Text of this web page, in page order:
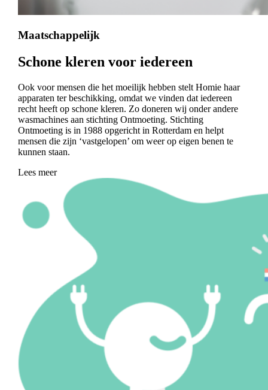
Maatschappelijk
Schone kleren voor iedereen
Ook voor mensen die het moeilijk hebben stelt Homie haar
apparaten ter beschikking, omdat we vinden dat iedereen
recht heeft op schone kleren. Zo doneren wij onder andere
wasmachines aan stichting Ontmoeting. Stichting
Ontmoeting is in 1988 opgericht in Rotterdam en helpt
mensen die zijn ‘vastgelopen’ om weer op eigen benen te
kunnen staan.
Lees meer